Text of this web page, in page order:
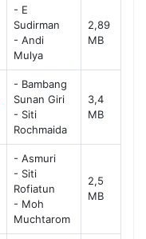
- E
Sudirman
- Andi
Mulya
2,89
MB
- Bambang
Sunan Giri
- Siti
Rochmaida
3,4
MB
- Asmuri
- Siti
Rofiatun
- Moh
Muchtarom
2,5
MB